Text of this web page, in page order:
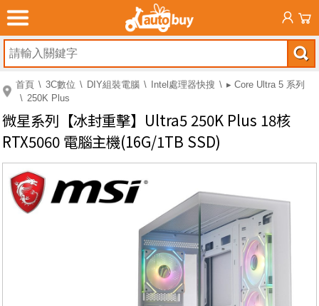
首頁 3C數位 DIY組裝電腦 Intel處理器快搜
▸ Core Ultra 5 系列
250K Plus
微星系列【冰封重擊】Ultra5 250K Plus 18核
RTX5060 電腦主機(16G/1TB SSD)